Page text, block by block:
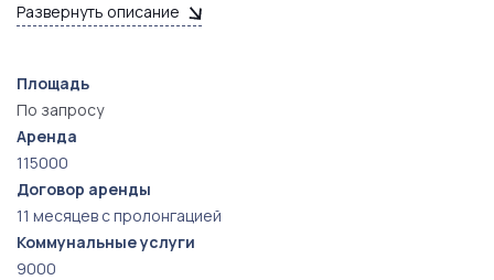
Развернуть описание
Площадь
По запросу
Аренда
115000
Договор аренды
11 месяцев с пролонгацией
Коммунальные услуги
9000